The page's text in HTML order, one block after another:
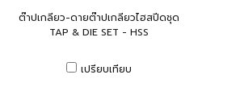
ต๊าปเกลียว-ดายต๊าปเกลียวไฮสปีดชุด
TAP & DIE SET - HSS
เปรียบเทียบ